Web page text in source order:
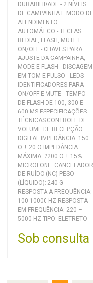
DURABILIDADE - 2 NÍVEIS
DE CAMPAINHA E MODO DE
ATENDIMENTO
AUTOMÁTICO - TECLAS
REDIAL, FLASH, MUTE E
ON/OFF - CHAVES PARA
AJUSTE DA CAMPAINHA,
MODE E FLASH - DISCAGEM
EM TOM E PULSO - LEDS
IDENTIFICADORES PARA
ON/OFF E MUTE - TEMPO
DE FLASH DE 100, 300 E
600 MS ESPECIFICAÇÕES
TÉCNICAS CONTROLE DE
VOLUME DE RECEPÇÃO:
DIGITAL IMPEDÂNCIA: 150
O ± 20 O IMPEDÂNCIA
MÁXIMA: 2200 O ± 15%
MICROFONE: CANCELADOR
DE RUÍDO (NC) PESO
(LÍQUIDO): 240 G
RESPOSTA A FREQUÊNCIA:
100-10000 HZ RESPOSTA
EM FREQUÊNCIA: 220 –
5000 HZ TIPO: ELETRETO
Sob consulta